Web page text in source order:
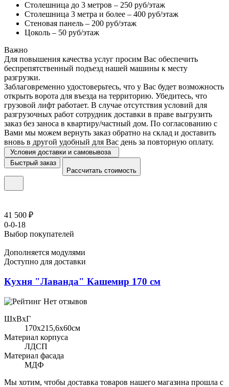
Столешница до 3 метров – 250 руб/этаж
Столешница 3 метра и более – 400 руб/этаж
Стеновая панель – 200 руб/этаж
Цоколь – 50 руб/этаж
Важно
Для повышения качества услуг просим Вас обеспечить
беспрепятственный подъезд нашей машины к месту
разгрузки.
Заблаговременно удостоверьтесь, что у Вас будет возможность
открыть ворота для въезда на территорию. Убедитесь, что
грузовой лифт работает. В случае отсутствия условий для
разгрузочных работ сотрудник доставки в праве выгрузить
заказ без заноса в квартиру/частный дом. По согласованию с
Вами мы можем вернуть заказ обратно на склад и доставить
вновь в другой удобный для Вас день за повторную оплату.
Условия доставки и самовывоза
Быстрый заказ
Рассчитать стоимость
41 500 ₽
0-0-18
Выбор покупателей
Дополняется модулями
Доступно для доставки
Кухня "Лаванда" Кашемир 170 см
Нет отзывов
ШхВхГ
170x215,6х60см
Материал корпуса
ЛДСП
Материал фасада
МДФ
Мы хотим, чтобы доставка товаров нашего магазина прошла с